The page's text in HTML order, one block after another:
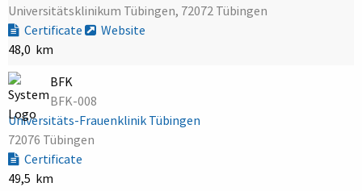
Universitätsklinikum Tübingen, 72072 Tübingen
Certificate
Website
48,0 km
BFK
BFK-008
Universitäts-Frauenklinik Tübingen
72076 Tübingen
Certificate
49,5 km